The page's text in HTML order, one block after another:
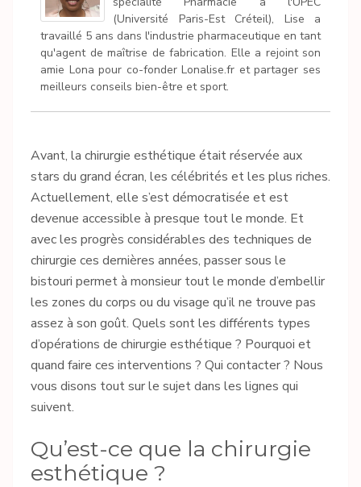
(Université Paris-Est Créteil), Lise a
travaillé 5 ans dans l'industrie pharmaceutique en tant
qu'agent de maîtrise de fabrication. Elle a rejoint son
amie Lona pour co-fonder Lonalise.fr et partager ses
meilleurs conseils bien-être et sport.
Avant, la chirurgie esthétique était réservée aux
stars du grand écran, les célébrités et les plus riches.
Actuellement, elle s’est démocratisée et est
devenue accessible à presque tout le monde. Et
avec les progrès considérables des techniques de
chirurgie ces dernières années, passer sous le
bistouri permet à monsieur tout le monde d’embellir
les zones du corps ou du visage qu’il ne trouve pas
assez à son goût. Quels sont les différents types
d’opérations de chirurgie esthétique ? Pourquoi et
quand faire ces interventions ? Qui contacter ? Nous
vous disons tout sur le sujet dans les lignes qui
suivent.
Qu’est-ce que la chirurgie
esthétique ?